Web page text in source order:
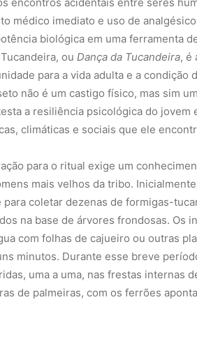
médico imediato e uso de
biológica em uma ferramenta
ou Dança da Tucandeira, é
para a vida adulta e a condição
não é um castigo físico, mas sim
a resiliência psicológica do jovem
climáticas e sociais que ele
para o ritual exige um
mais velhos da tribo.
coletar dezenas de formigas-
na base de árvores frondosas. Os
com folhas de cajueiro ou outras
minutos. Durante esse breve
uma a uma, nas frestas internas
de palmeiras, com os ferrões